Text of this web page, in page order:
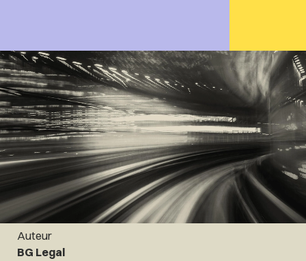
Auteur
BG Legal